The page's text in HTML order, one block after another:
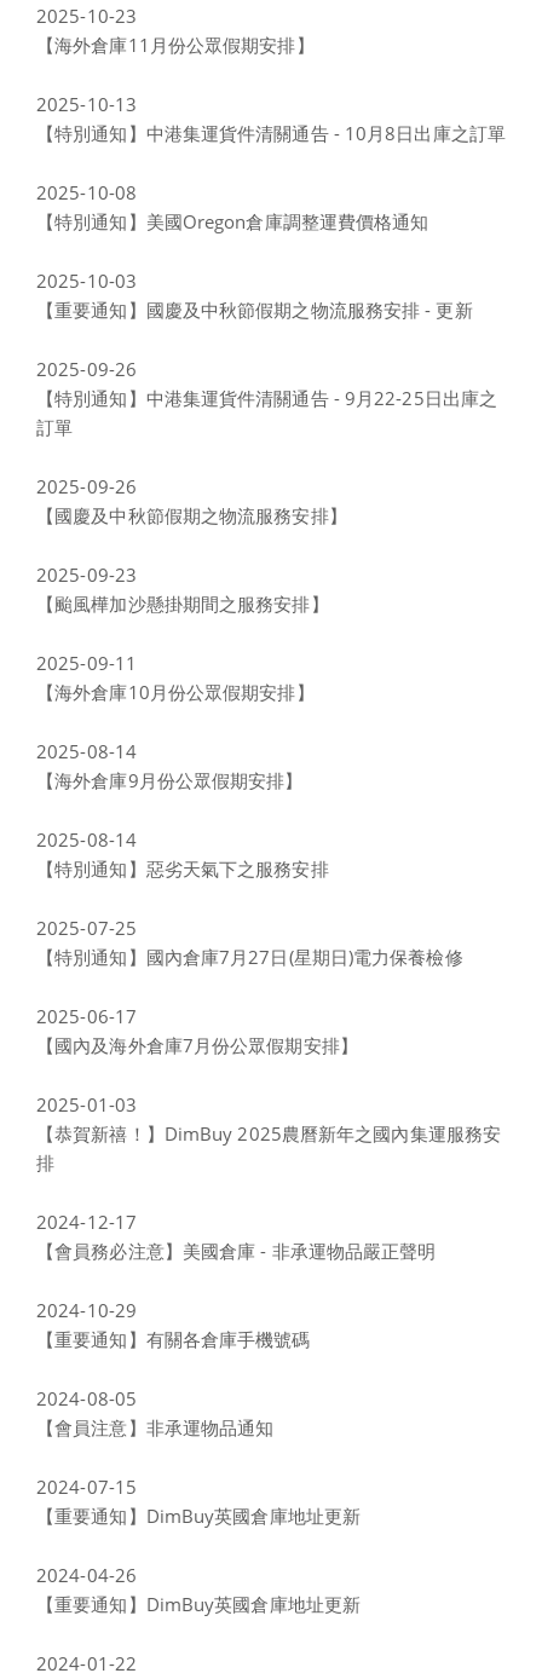
2025-10-23
【海外倉庫11月份公眾假期安排】
2025-10-13
【特別通知】中港集運貨件清關通告 - 10月8日出庫之訂單
2025-10-08
【特別通知】美國Oregon倉庫調整運費價格通知
2025-10-03
【重要通知】國慶及中秋節假期之物流服務安排 - 更新
2025-09-26
【特別通知】中港集運貨件清關通告 - 9月22-25日出庫之
訂單
2025-09-26
【國慶及中秋節假期之物流服務安排】
2025-09-23
【颱風樺加沙懸掛期間之服務安排】
2025-09-11
【海外倉庫10月份公眾假期安排】
2025-08-14
【海外倉庫9月份公眾假期安排】
2025-08-14
【特別通知】惡劣天氣下之服務安排
2025-07-25
【特別通知】國內倉庫7月27日(星期日)電力保養檢修
2025-06-17
【國內及海外倉庫7月份公眾假期安排】
2025-01-03
【恭賀新禧！】DimBuy 2025農曆新年之國內集運服務安
排
2024-12-17
【會員務必注意】美國倉庫 - 非承運物品嚴正聲明
2024-10-29
【重要通知】有關各倉庫手機號碼
2024-08-05
【會員注意】非承運物品通知
2024-07-15
【重要通知】DimBuy英國倉庫地址更新
2024-04-26
【重要通知】DimBuy英國倉庫地址更新
2024-01-22